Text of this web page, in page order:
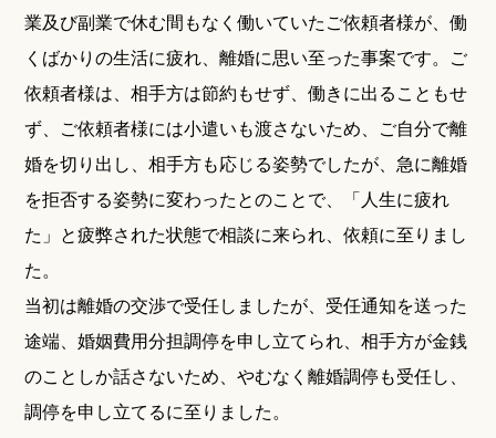
業及び副業で休む間もなく働いていたご依頼者様が、働
くばかりの生活に疲れ、離婚に思い至った事案です。ご
依頼者様は、相手方は節約もせず、働きに出ることもせ
ず、ご依頼者様には小遣いも渡さないため、ご自分で離
婚を切り出し、相手方も応じる姿勢でしたが、急に離婚
を拒否する姿勢に変わったとのことで、「人生に疲れ
た」と疲弊された状態で相談に来られ、依頼に至りまし
た。
当初は離婚の交渉で受任しましたが、受任通知を送った
途端、婚姻費用分担調停を申し立てられ、相手方が金銭
のことしか話さないため、やむなく離婚調停も受任し、
調停を申し立てるに至りました。